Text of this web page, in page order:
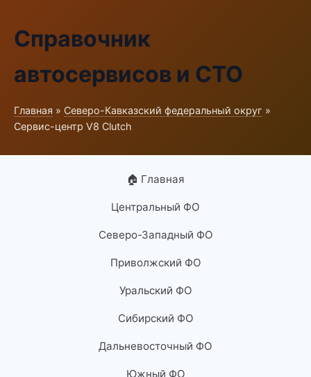
Справочник
автосервисов и СТО
Главная » Северо-Кавказский федеральный округ »
Сервис-центр V8 Clutch
🏠 Главная
Центральный ФО
Северо-Западный ФО
Приволжский ФО
Уральский ФО
Сибирский ФО
Дальневосточный ФО
Южный ФО